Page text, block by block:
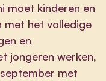
moet kinderen en
met het volledige
en
jongeren werken,
met